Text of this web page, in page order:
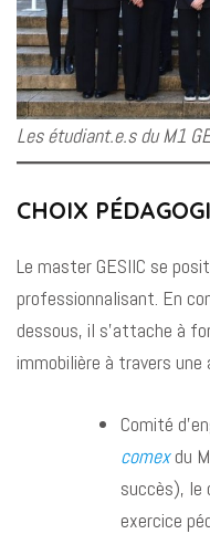
Les étudiant.e.s du M1
CHOIX
Le master GESIIC se
professionnalisant. En
dessous, il s’attache à
immobilière à travers
Comité
comexdu
succès), le
exercice